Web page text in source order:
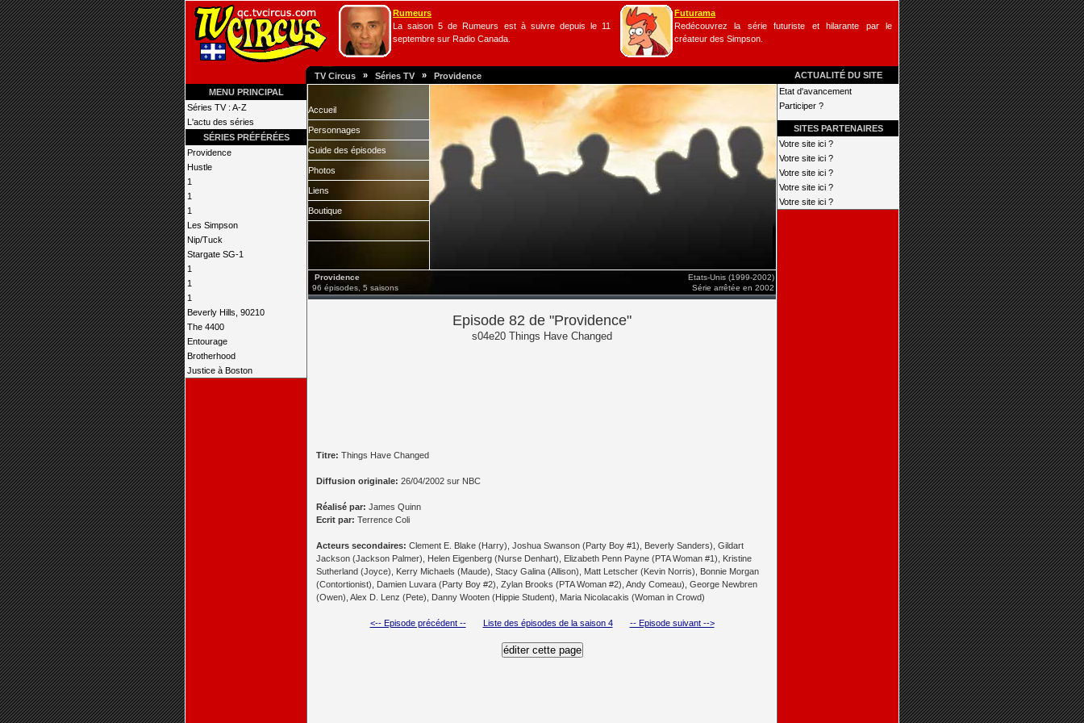
Rumeurs
La saison 5 de Rumeurs est à suivre depuis le 11
septembre sur Radio Canada.
Futurama
Redécouvrez la série futuriste et hilarante par le
créateur des Simpson.
TV Circus » Séries TV » Providence
ACTUALITÉ DU SITE
MENU PRINCIPAL
Séries TV : A-Z
L'actu des séries
SÉRIES PRÉFÉRÉES
Providence
Hustle
1
1
1
Les Simpson
Nip/Tuck
Stargate SG-1
1
1
1
Beverly Hills, 90210
The 4400
Entourage
Brotherhood
Justice à Boston
Accueil
Personnages
Guide des épisodes
Photos
Liens
Boutique
Providence
96 épisodes, 5 saisons
Etats-Unis (1999-2002)
Série arrêtée en 2002
Episode 82 de "Providence"
s04e20 Things Have Changed
Titre: Things Have Changed
Diffusion originale: 26/04/2002 sur NBC
Réalisé par: James Quinn
Ecrit par: Terrence Coli
Acteurs secondaires: Clement E. Blake (Harry), Joshua Swanson (Party Boy #1), Beverly Sanders), Gildart
Jackson (Jackson Palmer), Helen Eigenberg (Nurse Denhart), Elizabeth Penn Payne (PTA Woman #1), Kristine
Sutherland (Joyce), Kerry Michaels (Maude), Stacy Galina (Allison), Matt Letscher (Kevin Norris), Bonnie Morgan
(Contortionist), Damien Luvara (Party Boy #2), Zylan Brooks (PTA Woman #2), Andy Comeau), George Newbren
(Owen), Alex D. Lenz (Pete), Danny Wooten (Hippie Student), Maria Nicolacakis (Woman in Crowd)
<-- Episode précédent -- Liste des épisodes de la saison 4 -- Episode suivant -->
Etat d'avancement
Participer ?
SITES PARTENAIRES
Votre site ici ?
Votre site ici ?
Votre site ici ?
Votre site ici ?
Votre site ici ?